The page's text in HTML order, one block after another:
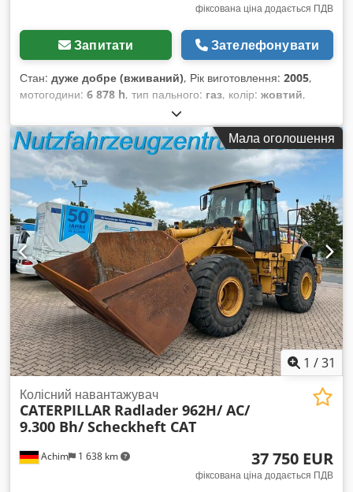
фіксована ціна додається ПДВ
Запитати Зателефонувати
Стан: дуже добре (вживаний), Рік виготовлення: 2005,
мотогодини: 6 878 h, тип пального: газ, колір: жовтий,
Мала оголошення
1 /31
Achim 1 638 km
Колісний навантажувач
CATERPILLAR Radlader 962H/ AC/
9.300 Bh/ Scheckheft CAT
37 750 EUR
фіксована ціна додається ПДВ